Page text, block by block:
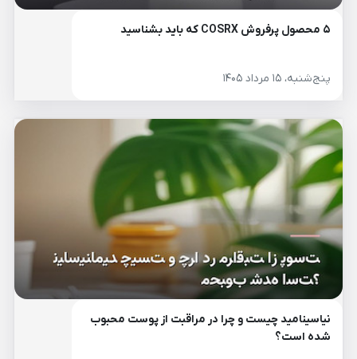
۵ محصول پرفروش COSRX که باید بشناسید
پنج‌شنبه، ۱۵ مرداد ۱۴۰۵
نیاسینامید چیست و چرا در مراقبت از پوست محبوب
شده است؟